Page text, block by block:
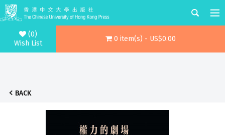
(0)
Wish List
0 item(s) - US$0.00
BACK